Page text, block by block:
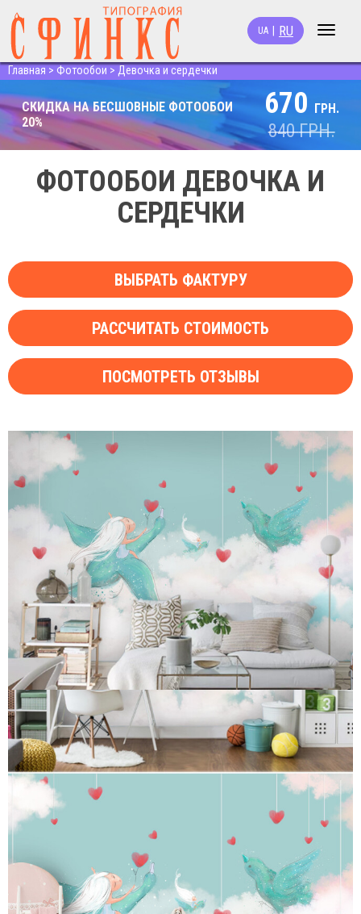
Toggle
UA RU
Главная > Фотообои > Девочка и сердечки
СКИДКА НА БЕСШОВНЫЕ ФОТООБОИ
20%
670 ГРН.
840ГРН.
ФОТООБОИ ДЕВОЧКА И
СЕРДЕЧКИ
ВЫБРАТЬ ФАКТУРУ
РАССЧИТАТЬ СТОИМОСТЬ
ПОСМОТРЕТЬ ОТЗЫВЫ